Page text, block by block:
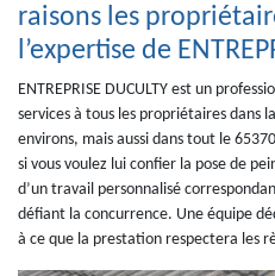
raisons les
l’expertise de
ENTREPRISE DUCULTY est un
services à tous les propriétaires dans
environs, mais aussi dans tout le
si vous voulez lui confier la pose de
d’un travail personnalisé
défiant la concurrence. Une équipe
à ce que la prestation respectera les